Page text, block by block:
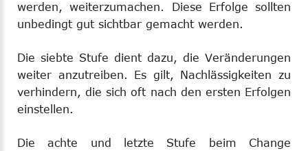
werden, weiterzumachen. Diese Erfolge sollten
unbedingt gut sichtbar gemacht werden.
Die siebte Stufe dient dazu, die Veränderungen
weiter anzutreiben. Es gilt, Nachlässigkeiten zu
verhindern, die sich oft nach den ersten Erfolgen
einstellen.
Die achte und letzte Stufe beim Change